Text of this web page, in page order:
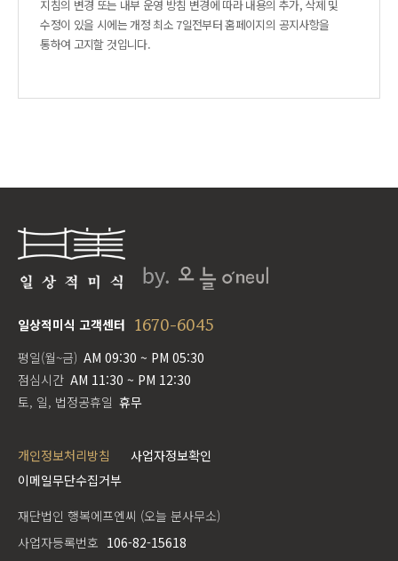
지침의 변경 또는 내부 운영 방침 변경에 따라 내용의 추가, 삭제 및
수정이 있을 시에는 개정 최소 7일전부터 홈페이지의 공지사항을
통하여 고지할 것입니다.
일상적미식 고객센터 1670-6045
평일(월~금) AM 09:30 ~ PM 05:30
점심시간 AM 11:30 ~ PM 12:30
토, 일, 법정공휴일 휴무
개인정보처리방침
사업자정보확인
이메일무단수집거부
재단법인 행복에프엔씨 (오늘 분사무소)
사업자등록번호 106-82-15618